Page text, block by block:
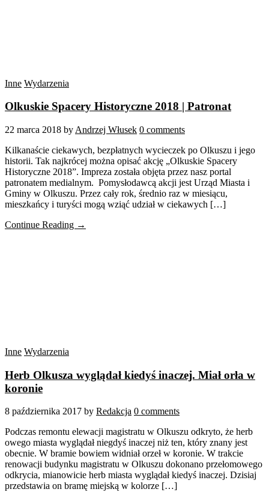
Inne Wydarzenia
Olkuskie Spacery Historyczne 2018 | Patronat
22 marca 2018 by Andrzej Włusek 0 comments
Kilkanaście ciekawych, bezpłatnych wycieczek po Olkuszu i jego
historii. Tak najkrócej można opisać akcję „Olkuskie Spacery
Historyczne 2018”. Impreza została objęta przez nasz portal
patronatem medialnym. Pomysłodawcą akcji jest Urząd Miasta i
Gminy w Olkuszu. Przez cały rok, średnio raz w miesiącu,
mieszkańcy i turyści mogą wziąć udział w ciekawych […]
Continue Reading →
Inne Wydarzenia
Herb Olkusza wyglądał kiedyś inaczej. Miał orła w
koronie
8 października 2017 by Redakcja 0 comments
Podczas remontu elewacji magistratu w Olkuszu odkryto, że herb
owego miasta wyglądał niegdyś inaczej niż ten, który znany jest
obecnie. W bramie bowiem widniał orzeł w koronie. W trakcie
renowacji budynku magistratu w Olkuszu dokonano przełomowego
odkrycia, mianowicie herb miasta wyglądał kiedyś inaczej. Dzisiaj
przedstawia on bramę miejską w kolorze […]